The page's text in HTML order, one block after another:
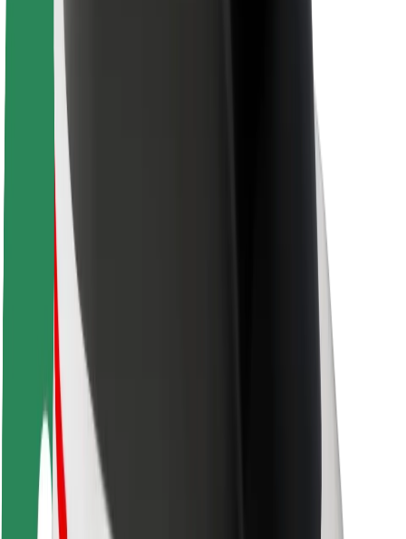
უსაფრთხოება
ქალაქები
ლოკაციები
ქალაქი უკეთესობისკენ
აეროპორტები
Bolt-ის დასატენი სადგური
მხარდაჭერა
მგზავრებისთვის
მძღოლებისთვის